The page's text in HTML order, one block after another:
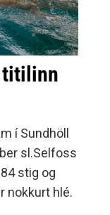
titilinn
í Sundhöll
sl.Selfoss
stig og
nokkurt hlé.